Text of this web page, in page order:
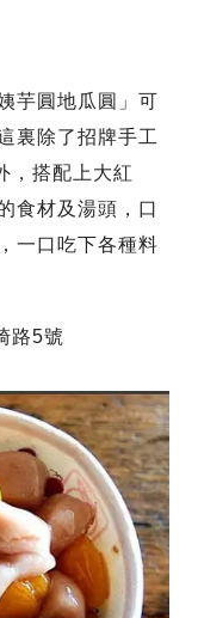
芋圓地瓜圓」可
裏除了招牌手工
，搭配上大紅
食材及湯頭，口
一口吃下各種料
路5號